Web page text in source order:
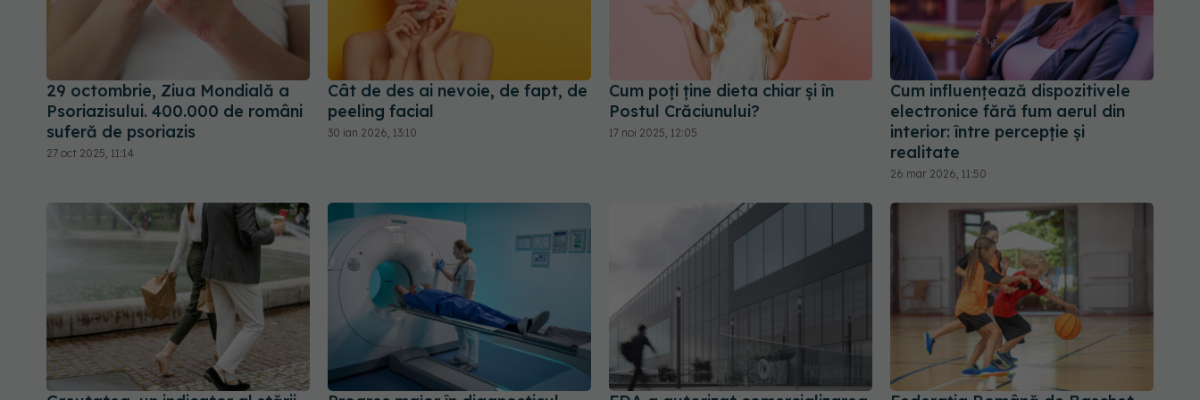
29 octombrie, Ziua Mondială a
Psoriazisului. 400.000 de români
suferă de psoriazis
27 oct 2025, 11:14
Cât de des ai nevoie, de fapt, de
peeling facial
30 ian 2026, 13:10
Cum poți ține dieta chiar și în
Postul Crăciunului?
17 noi 2025, 12:05
Cum influențează dispozitivele
electronice fără fum aerul din
interior: între percepție și
realitate
26 mar 2026, 11:50